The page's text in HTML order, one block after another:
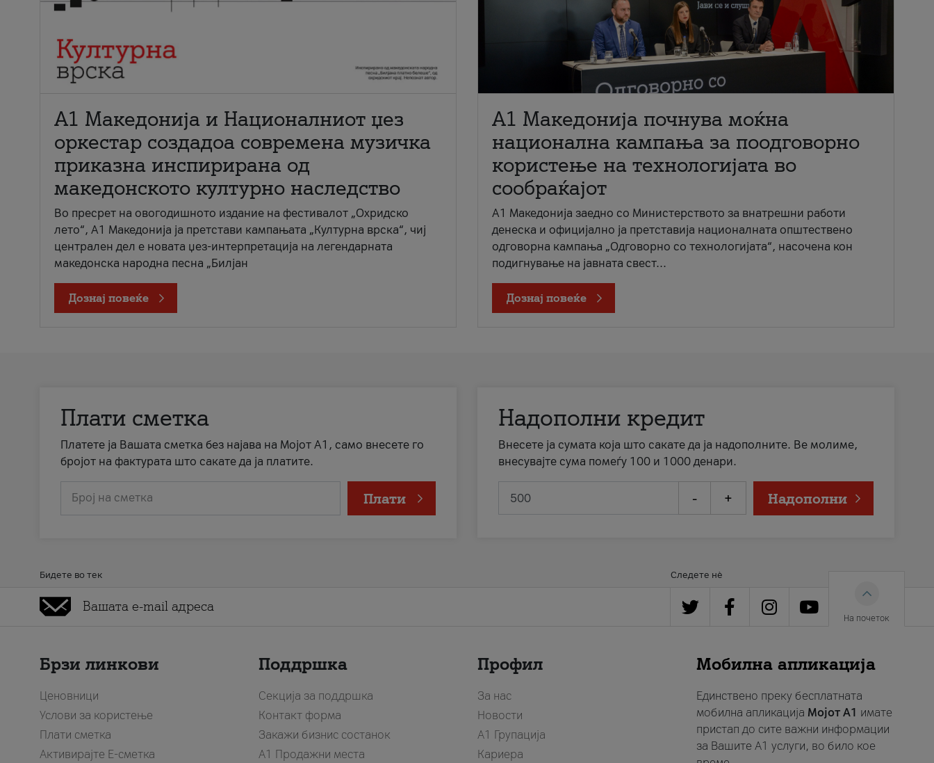
А1 Македонија и Националниот џез
оркестар создадоа современа музичка
приказна инспирирана од
македонското културно наследство
Во пресрет на овогодишното издание на фестивалот „Охридско
лето“, А1 Македонија ја претстави кампањата „Културна врска“, чиј
централен дел е новата џез-интерпретација на легендарната
македонска народна песна „Билјан
Дознај повеќе
A1 Македонија почнува моќна
национална кампања за поодговорно
користење на технологијата во
сообраќајот
A1 Македонија заедно со Министерството за внатрешни работи
денеска и официјално ја претставија националната општествено
одговорна кампања „Одговорно со технологијата“, насочена кон
подигнување на јавната свест...
Дознај повеќе
Плати сметка
Платете ја Вашата сметка без најава на Мојот А1, само внесете го
бројот на фактурата што сакате да ја платите.
Број на сметка Плати
Надополни кредит
Внесете ја сумата која што сакате да ја надополните. Ве молиме,
внесувајте сума помеѓу 100 и 1000 денари.
- + Надополни
Бидете во тек Следете нè
На почеток
Брзи линкови
Ценовници
Услови за користење
Плати сметка
Активирајте Е-сметка
Поддршка
Секција за поддршка
Контакт форма
Закажи бизнис состанок
A1 Продажни места
Профил
За нас
Новости
А1 Групација
Кариера
Мобилна апликација
Единствено преку бесплатната
мобилна апликација Мојот A1 имате
пристап до сите важни информации
за Вашите A1 услуги, во било кое